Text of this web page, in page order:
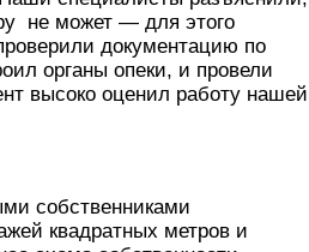
не может — для этого
документацию по
органы опеки, и провели
высоко оценил работу нашей
собственниками
квадратных метров и